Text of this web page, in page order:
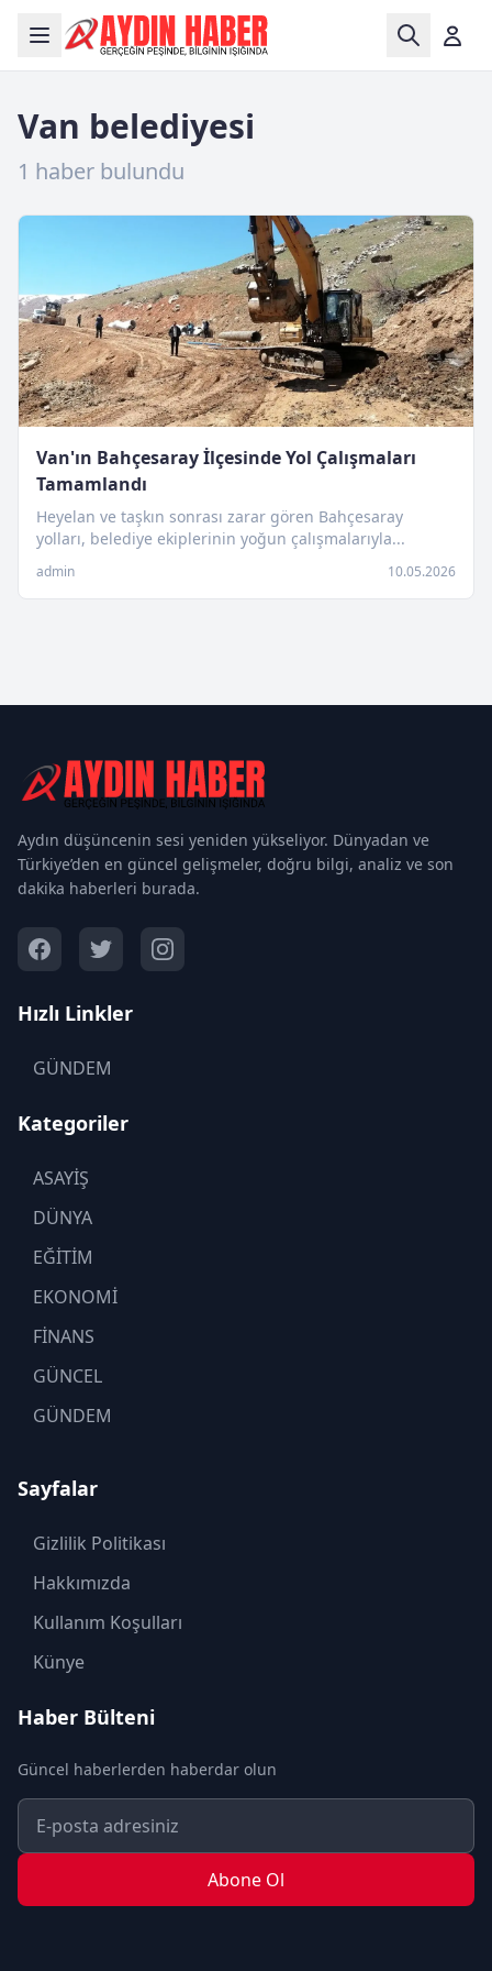
Van belediyesi
1 haber bulundu
Van'ın Bahçesaray İlçesinde Yol Çalışmaları
Tamamlandı
Heyelan ve taşkın sonrası zarar gören Bahçesaray
yolları, belediye ekiplerinin yoğun çalışmalarıyla...
admin 10.05.2026
Aydın düşüncenin sesi yeniden yükseliyor. Dünyadan ve
Türkiye’den en güncel gelişmeler, doğru bilgi, analiz ve son
dakika haberleri burada.
Hızlı Linkler
GÜNDEM
Kategoriler
ASAYİŞ
DÜNYA
EĞİTİM
EKONOMİ
FİNANS
GÜNCEL
GÜNDEM
KÜLTÜR SANAT
MAGAZİN
MODA
OTOMOBİL
POLİTİKA
SON DAKİKA
SPOR
TURİZM
Sayfalar
Gizlilik Politikası
Hakkımızda
Kullanım Koşulları
Künye
Haber Bülteni
Güncel haberlerden haberdar olun
Abone Ol